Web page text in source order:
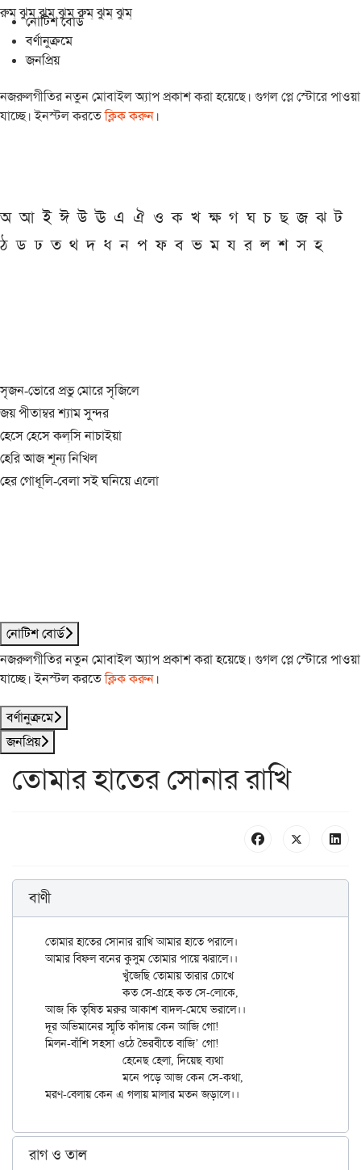
রুম্ ঝুম্ ঝুম্ ঝুম্ রুম্ ঝুম্ ঝুম্
নোটিশ বোর্ড
বর্ণানুক্রমে
জনপ্রিয়
নজরুলগীতির নতুন মোবাইল অ্যাপ প্রকাশ করা হয়েছে। গুগল প্লে স্টোরে পাওয়া
যাচ্ছে। ইনস্টল করতেক্লিক করুন।
অ আ ই ঈ উ ঊ এ ঐ ও ক খ ক্ষ গ ঘ চ ছ জ ঝ ট
ঠ ড ঢ ত থ দ ধ ন প ফ ব ভ ম য র ল শ স হ
সৃজন-ভোরে প্রভু মোরে সৃজিলে
জয় পীতাম্বর শ্যাম সুন্দর
হেসে হেসে কল্‌সি নাচাইয়া
হেরি আজ শূন্য নিখিল
হের গোধূলি-বেলা সই ঘনিয়ে এলো
নোটিশ বোর্ড
নজরুলগীতির নতুন মোবাইল অ্যাপ প্রকাশ করা হয়েছে। গুগল প্লে স্টোরে পাওয়া
যাচ্ছে। ইনস্টল করতেক্লিক করুন।
বর্ণানুক্রমে
জনপ্রিয়
তোমার হাতের সোনার রাখি
বাণী
তোমার হাতের সোনার রাখি আমার হাতে পরালে।
আমার বিফল বনের কুসুম তোমার পায়ে ঝরালে।।
		কত সে-গ্রহে কত সে-লোকে,
আজ কি তৃষিত মরুর আকাশ বাদল-মেঘে ভরালে।।
দূর অভিমানের স্মৃতি কাঁদায় কেন আজি গো!
মিলন-বাঁশি সহসা ওঠে ভৈরবীতে বাজি’ গো!
		মনে পড়ে আজ কেন সে-কথা,
রাগ ও তাল